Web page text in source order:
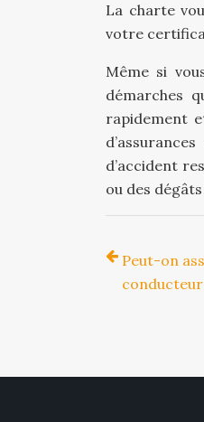
La charte
votre
Même si
démarches
rapidement
d’accident
ou des
Peut-on